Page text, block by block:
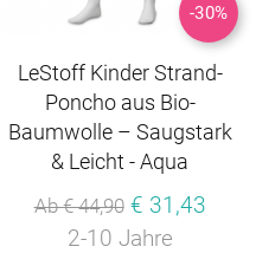
-30%
LeStoff Kinder Strand-
Poncho aus Bio-
Baumwolle – Saugstark
& Leicht - Aqua
Ab € 44,90 € 31,43
2-10 Jahre